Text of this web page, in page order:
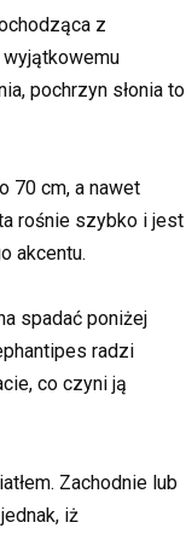
z
pochrzyn słonia to
70 cm, a nawet
rośnie szybko i jest
akcentu.
spadać poniżej
radzi
co czyni ją
Zachodnie lub
iż